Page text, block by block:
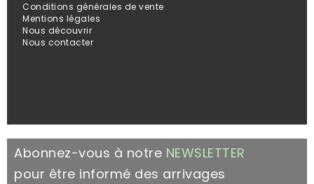
Conditions générales de vente
Mentions légales
Nous découvrir
Nous contacter
Abonnez-vous à notre NEWSLETTER
pour être informé des arrivages